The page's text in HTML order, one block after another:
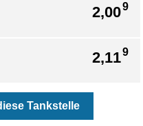
2,009
2,119
Tankstelle